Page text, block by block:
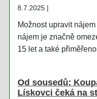
8.7.2025 |
Možnost upravit
nájem je značně
15 let a také
Od sousedů:
Lískovci čeká na